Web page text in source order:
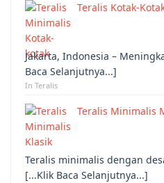
Teralis Kotak-
Jakarta, Indonesia –
Baca Selanjutnya...]
In Teralis
Teralis Minimalis
Teralis minimalis dengan
[...Klik Baca Selanjutnya...]